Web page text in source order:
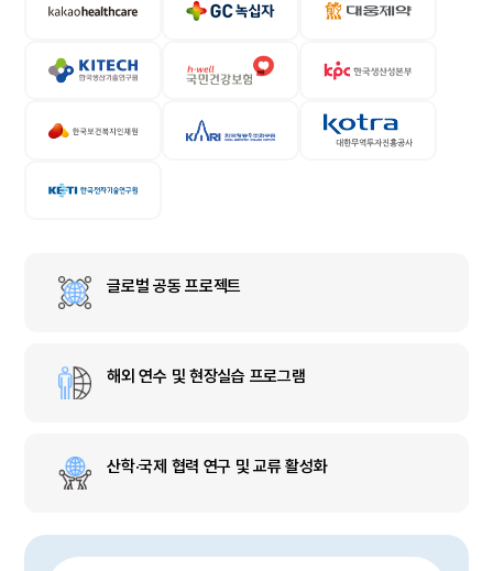
글로벌 공동 프로젝트
해외 연수 및 현장실습 프로그램
산학·국제 협력 연구 및 교류 활성화